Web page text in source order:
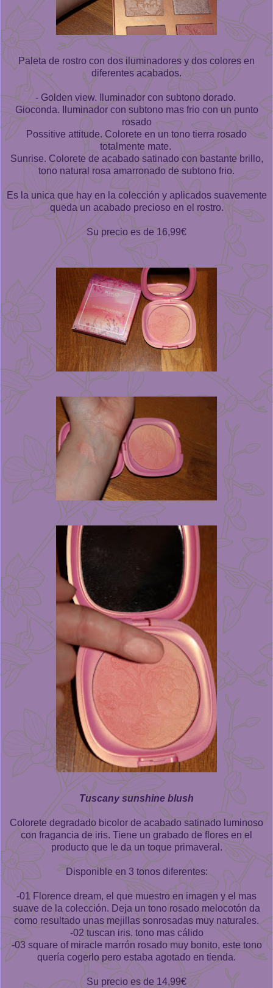
Paleta de rostro con dos iluminadores y dos colores en
diferentes acabados.
- Golden view. Iluminador con subtono dorado.
Gioconda. Iluminador con subtono mas frio con un punto
rosado
Possitive attitude. Colorete en un tono tierra rosado
totalmente mate.
Sunrise. Colorete de acabado satinado con bastante brillo,
tono natural rosa amarronado de subtono frio.
Es la unica que hay en la colección y aplicados suavemente
queda un acabado precioso en el rostro.
Su precio es de 16,99€
Tuscany sunshine blush
Colorete degradado bicolor de acabado satinado luminoso
con fragancia de iris. Tiene un grabado de flores en el
producto que le da un toque primaveral.
Disponible en 3 tonos diferentes:
-01 Florence dream, el que muestro en imagen y el mas
suave de la colección. Deja un tono rosado melocotón da
como resultado unas mejillas sonrosadas muy naturales.
-02 tuscan iris. tono mas cálido
-03 square of miracle marrón rosado muy bonito, este tono
quería cogerlo pero estaba agotado en tienda.
Su precio es de 14,99€